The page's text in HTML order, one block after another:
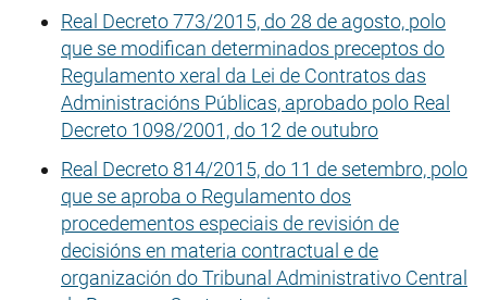
Real Decreto 773/2015, do 28 de agosto, polo
que se modifican determinados preceptos do
Regulamento xeral da Lei de Contratos das
Administracións Públicas, aprobado polo Real
Decreto 1098/2001, do 12 de outubro
Real Decreto 814/2015, do 11 de setembro, polo
que se aproba o Regulamento dos
procedementos especiais de revisión de
decisións en materia contractual e de
organización do Tribunal Administrativo Central